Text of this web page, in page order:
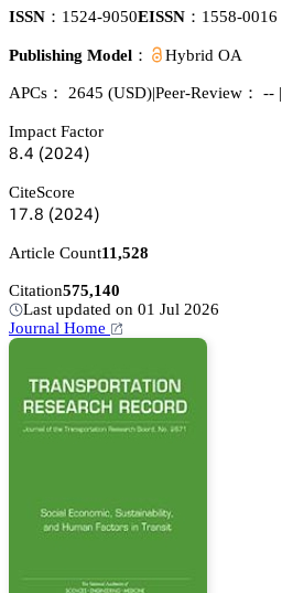
ISSN： 1524-9050EISSN： 1558-0016
Publishing Model： Hybrid OA
APCs： 2645 (USD)|Peer-Review： -- |
Impact Factor
躭.鋺 (缗蔡缗鋺)
CiteScore
声篫.躭 (缗蔡缗鋺)
Article Count11,528
Citation575,140
Last updated on 01 Jul 2026
Journal Home